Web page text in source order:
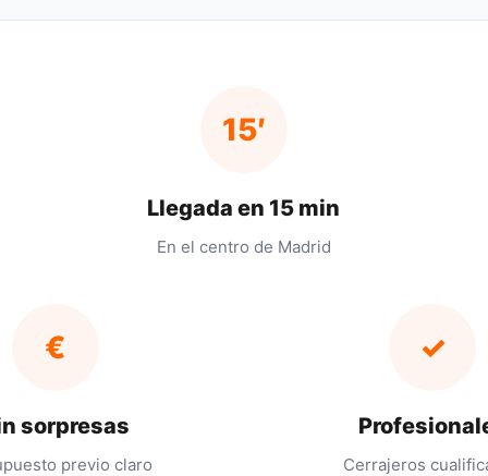
15′
Llegada en 15 min
En el centro de Madrid
€
sorpresas
previo claro
✓
Cerrajeros